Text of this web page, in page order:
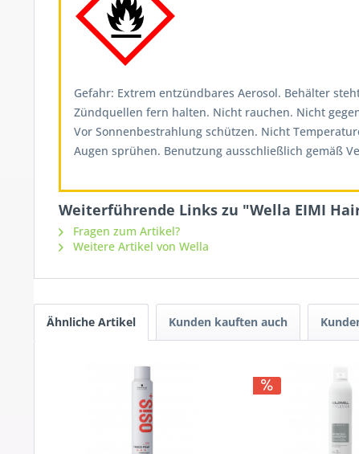
Gefahr: Extrem entzündbares Aerosol. Behälter
Zündquellen fern halten. Nicht rauchen. Nicht
Vor Sonnenbestrahlung schützen. Nicht
Augen sprühen. Benutzung ausschließlich gemäß
Weiterführende Links zu "Wella EIMI
Fragen zum Artikel?
Weitere Artikel von Wella
Ähnliche Artikel Kunden kauften auch